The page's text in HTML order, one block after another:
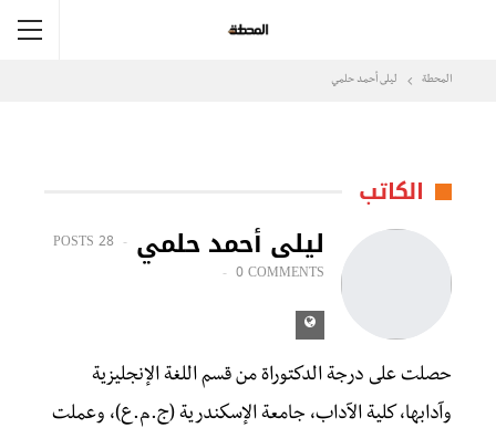
المحطة ليلى أحمد حلمي
الكاتب
ليلى أحمد حلمي
28 POSTS
0 COMMENTS
حصلت على درجة الدكتوراة من قسم اللغة الإنجليزية
وآدابها، كلية الآداب، جامعة الإسكندرية (ج.م.ع)، وعملت